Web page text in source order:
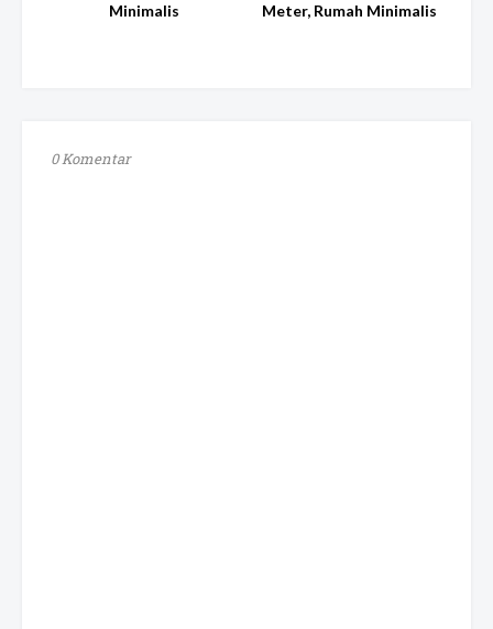
Minimalis
Meter, Rumah Minimalis
0 Komentar